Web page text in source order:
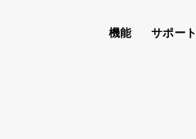
機能 サポート